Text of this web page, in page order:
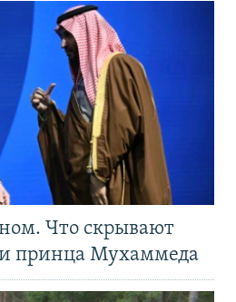
Что скрывают
принца Мухаммеда